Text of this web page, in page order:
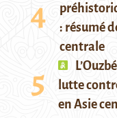
: résumé
centrale
lutte
en Asie